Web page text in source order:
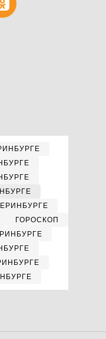
ГОРОСКОП